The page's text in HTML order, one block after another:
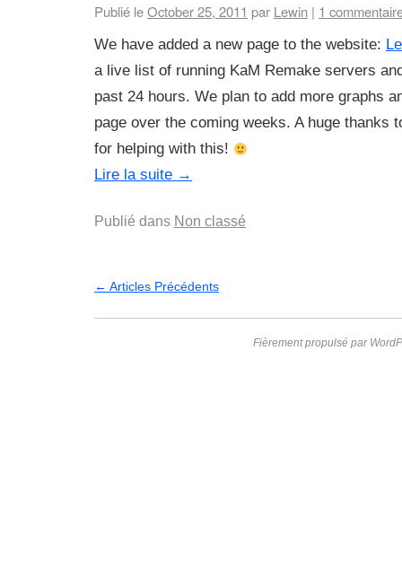
Publié leOctober 25, 2011 par Lewin | 1
We have added a new page to the website:
a live list of running KaM Remake servers
past 24 hours. We plan to add more graphs
page over the coming weeks. A huge thanks
for helping with this!
Lire la suite →
Publié dans Non classé
← Articles Précédents
Fièrement propulsé par